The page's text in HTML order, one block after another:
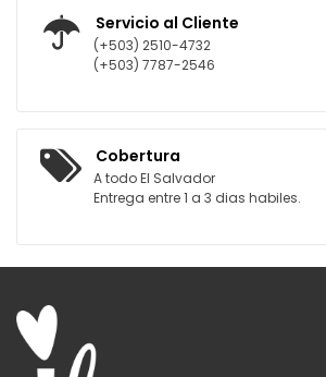
Servicio al Cliente
(+503) 2510-4732
(+503) 7787-2546
Cobertura
A todo El Salvador
Entrega entre 1 a 3 dias habiles.